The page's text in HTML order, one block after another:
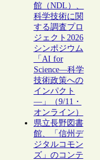
館（NDL）、
科学技術に関
する調査プロ
ジェクト2026
シンポジウム
「AI for
Science―科学
技術政策への
インパクト
―」（9/11・
オンライン）
県立長野図書
館、「信州デ
ジタルコモン
ズ」のコンテ